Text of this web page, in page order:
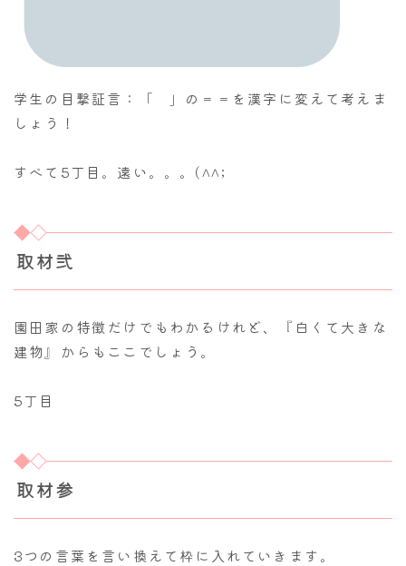
学生の目撃証言：「 」の＝＝を漢字に変えて考えま
しょう！
すべて5丁目。遠い。。。(^^;
取材弐
園田家の特徴だけでもわかるけれど、『白くて大きな
建物』からもここでしょう。
5丁目
取材参
3つの言葉を言い換えて枠に入れていきます。